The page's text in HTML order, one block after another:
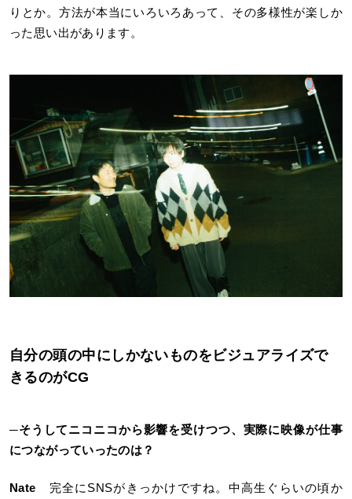
りとか。方法が本当にいろいろあって、その多様性が楽しか
った思い出があります。
自分の頭の中にしかないものをビジュアライズで
きるのがCG
─そうしてニコニコから影響を受けつつ、実際に映像が仕事
につながっていったのは？
Nate 完全にSNSがきっかけですね。中高生ぐらいの頃か